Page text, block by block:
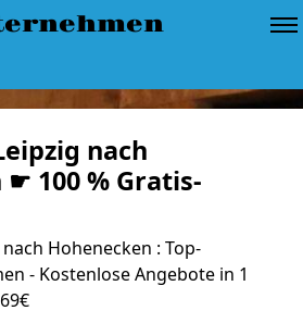
nach
100 % Gratis-
Hohenecken : Top-
- Kostenlose Angebote in 1